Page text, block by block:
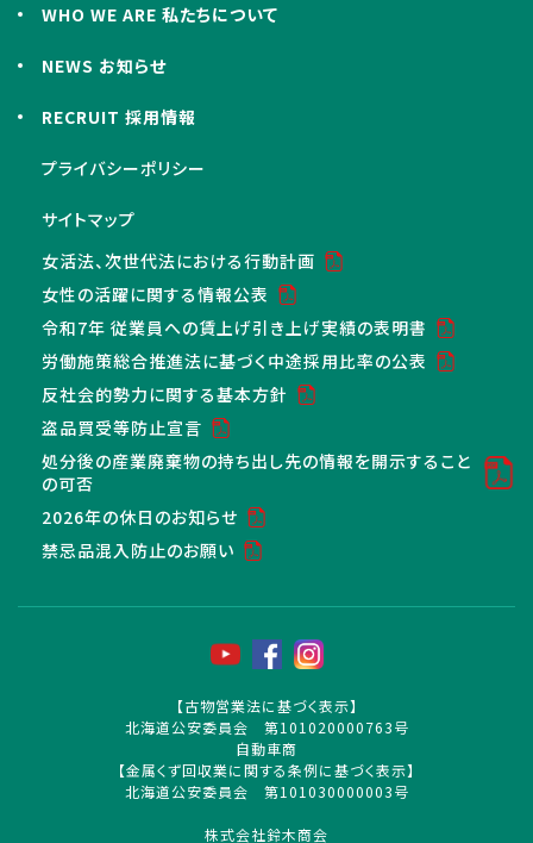
WHO WE ARE 私たちについて
NEWS お知らせ
RECRUIT 採用情報
プライバシーポリシー
サイトマップ
女活法、次世代法における行動計画
女性の活躍に関する情報公表
令和7年 従業員への賃上げ引き上げ実績の表明書
労働施策総合推進法に基づく中途採用比率の公表
反社会的勢力に関する基本方針
盗品買受等防止宣言
処分後の産業廃棄物の持ち出し先の情報を開示すること
の可否
2026年の休日のお知らせ
禁忌品混入防止のお願い
【古物営業法に基づく表示】
北海道公安委員会 第101020000763号
自動車商
【金属くず回収業に関する条例に基づく表示】
北海道公安委員会 第101030000003号
株式会社鈴木商会